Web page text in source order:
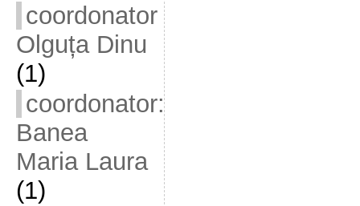
coordonator
Olguța Dinu
(1)
coordonator:
Banea
Maria Laura
(1)